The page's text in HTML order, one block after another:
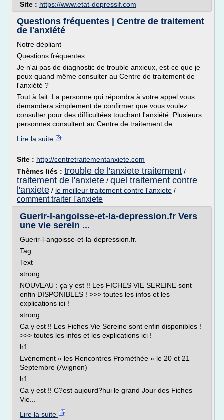
Site : https://www.etat-depressif.com
Questions fréquentes | Centre de traitement
de l'anxiété
Notre dépliant
Questions fréquentes
Je n'ai pas de diagnostic de trouble anxieux, est-ce que je
peux quand même consulter au Centre de traitement de
l'anxiété ?
Tout à fait. La personne qui répondra à votre appel vous
demandera simplement de confirmer que vous voulez
consulter pour des difficultées touchant l'anxiété. Plusieurs
personnes consultent au Centre de traitement de...
Lire la suite
Site : http://centretraitementanxiete.com
Thèmes liés : trouble de l'anxiete traitement /
traitement de l'anxiete / quel traitement contre
l'anxiete / le meilleur traitement contre l'anxiete /
comment traiter l'anxiete
Guerir-l-angoisse-et-la-depression.fr Vers
une vie serein ...
Guerir-l-angoisse-et-la-depression.fr.
Tag
Text
strong
NOUVEAU : ça y est !! Les FICHES VIE SEREINE sont
enfin DISPONIBLES ! >>> toutes les infos et les
explications ici !
strong
Ca y est !! Les Fiches Vie Sereine sont enfin disponibles !
>>> toutes les infos et les explications ici !
h1
Evènement « les Rencontres Prométhée » le 20 et 21
Septembre (Avignon)
h1
Ca y est !! C?est aujourd?hui le grand Jour des Fiches
Vie...
Lire la suite